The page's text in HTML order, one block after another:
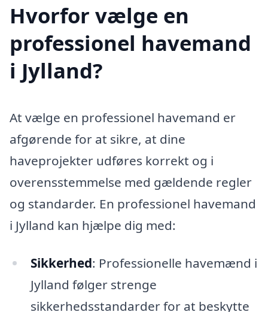
Hvorfor vælge en
professionel havemand
i Jylland?
At vælge en professionel havemand er
afgørende for at sikre, at dine
haveprojekter udføres korrekt og i
overensstemmelse med gældende regler
og standarder. En professionel havemand
i Jylland kan hjælpe dig med:
Sikkerhed: Professionelle havemænd i
Jylland følger strenge
sikkerhedsstandarder for at beskytte